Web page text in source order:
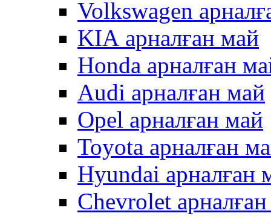
Volkswagen
KIA арналған май
Honda арналған
Audi арналған май
Opel арналған май
Toyota арналған
Hyundai арналған
Chevrolet